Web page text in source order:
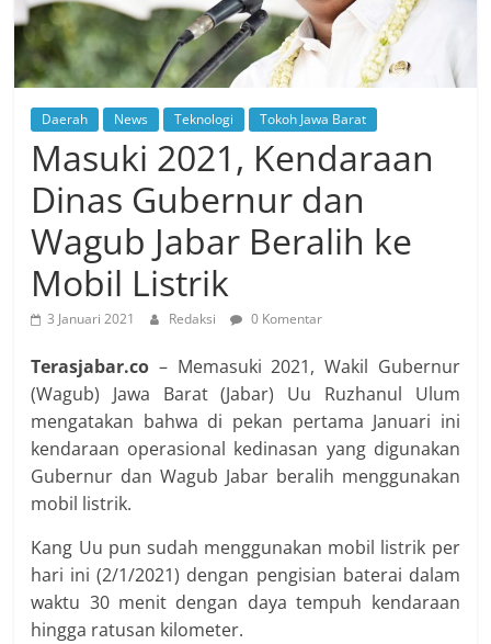
Daerah News Teknologi Tokoh Jawa Barat
Masuki 2021, Kendaraan
Dinas Gubernur dan
Wagub Jabar Beralih ke
Mobil Listrik
3 Januari 2021 Redaksi 0 Komentar
Terasjabar.co – Memasuki 2021, Wakil Gubernur
(Wagub) Jawa Barat (Jabar) Uu Ruzhanul Ulum
mengatakan bahwa di pekan pertama Januari ini
kendaraan operasional kedinasan yang digunakan
Gubernur dan Wagub Jabar beralih menggunakan
mobil listrik.
Kang Uu pun sudah menggunakan mobil listrik per
hari ini (2/1/2021) dengan pengisian baterai dalam
waktu 30 menit dengan daya tempuh kendaraan
hingga ratusan kilometer.